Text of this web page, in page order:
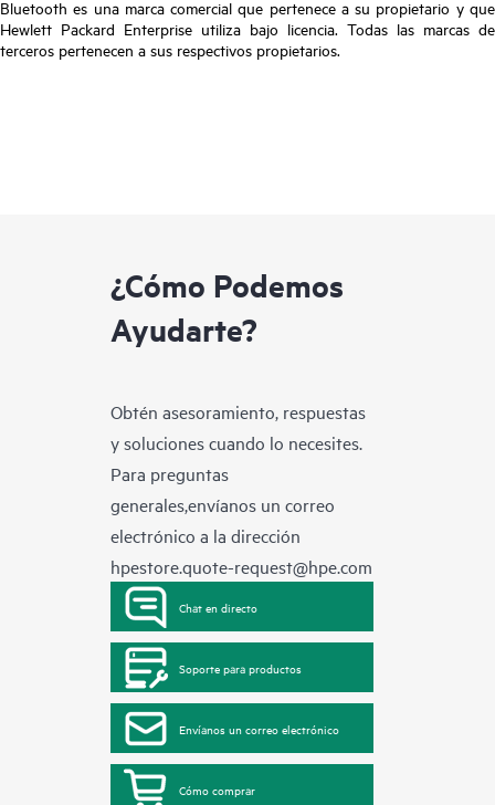
Bluetooth es una marca comercial que pertenece a su propietario y que
Hewlett Packard Enterprise utiliza bajo licencia. Todas las marcas de
terceros pertenecen a sus respectivos propietarios.
¿Cómo Podemos
Ayudarte?
Obtén asesoramiento, respuestas
y soluciones cuando lo necesites.
Para preguntas
generales,envíanos un correo
electrónico a la dirección
hpestore.quote-request@hpe.com
Chat en directo
Soporte para productos
Envíanos un correo electrónico
Cómo comprar